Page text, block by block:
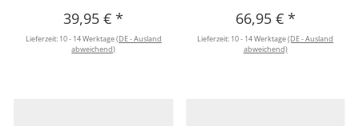
39,95 €*
Lieferzeit: 10 - 14 Werktage(DE - Ausland
abweichend)
66,95 € *
Lieferzeit: 10 - 14 Werktage(DE - Ausland
abweichend)